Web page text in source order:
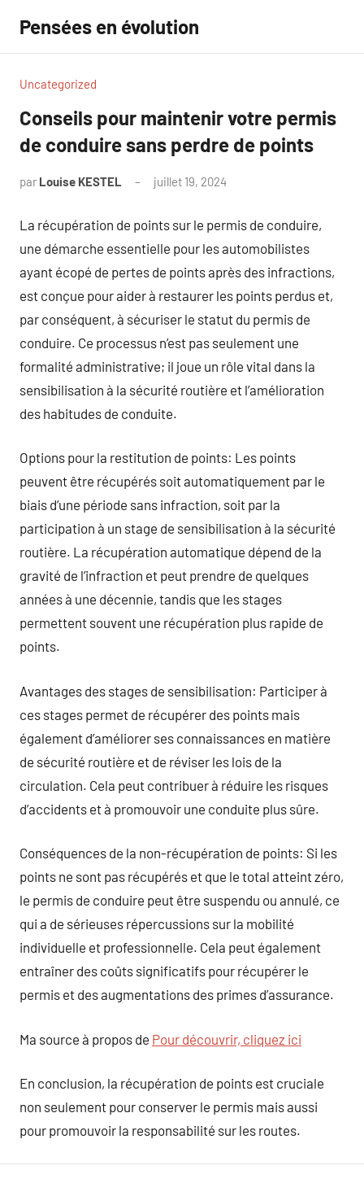
contenu
Pensées en évolution
Uncategorized
Conseils pour maintenir votre permis
de conduire sans perdre de points
par Louise KESTEL juillet 19, 2024
La récupération de points sur le permis de conduire,
une démarche essentielle pour les automobilistes
ayant écopé de pertes de points après des infractions,
est conçue pour aider à restaurer les points perdus et,
par conséquent, à sécuriser le statut du permis de
conduire. Ce processus n’est pas seulement une
formalité administrative; il joue un rôle vital dans la
sensibilisation à la sécurité routière et l’amélioration
des habitudes de conduite.
Options pour la restitution de points: Les points
peuvent être récupérés soit automatiquement par le
biais d’une période sans infraction, soit par la
participation à un stage de sensibilisation à la sécurité
routière. La récupération automatique dépend de la
gravité de l’infraction et peut prendre de quelques
années à une décennie, tandis que les stages
permettent souvent une récupération plus rapide de
points.
Avantages des stages de sensibilisation: Participer à
ces stages permet de récupérer des points mais
également d’améliorer ses connaissances en matière
de sécurité routière et de réviser les lois de la
circulation. Cela peut contribuer à réduire les risques
d’accidents et à promouvoir une conduite plus sûre.
Conséquences de la non-récupération de points: Si les
points ne sont pas récupérés et que le total atteint zéro,
le permis de conduire peut être suspendu ou annulé, ce
qui a de sérieuses répercussions sur la mobilité
individuelle et professionnelle. Cela peut également
entraîner des coûts significatifs pour récupérer le
permis et des augmentations des primes d’assurance.
Ma source à propos de Pour découvrir, cliquez ici
En conclusion, la récupération de points est cruciale
non seulement pour conserver le permis mais aussi
pour promouvoir la responsabilité sur les routes.